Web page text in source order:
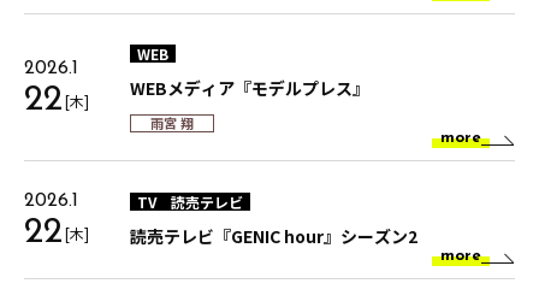
2026.1
22[木]
WEB
WEBメディア『モデルプレス』
雨宮 翔
more
2026.1
22[木]
TV 読売テレビ
読売テレビ『GENIC hour』シーズン2
more